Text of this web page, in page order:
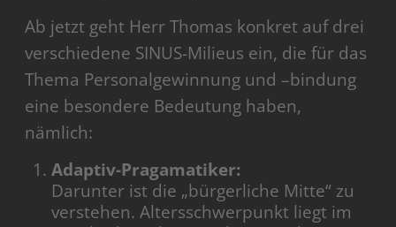
Ab jetzt geht Herr Thomas konkret auf drei
verschiedene SINUS-Milieus ein, die für das
Thema Personalgewinnung und –bindung
eine besondere Bedeutung haben,
nämlich:
Adaptiv-Pragamatiker:
Darunter ist die „bürgerliche Mitte“ zu
verstehen. Altersschwerpunkt liegt im